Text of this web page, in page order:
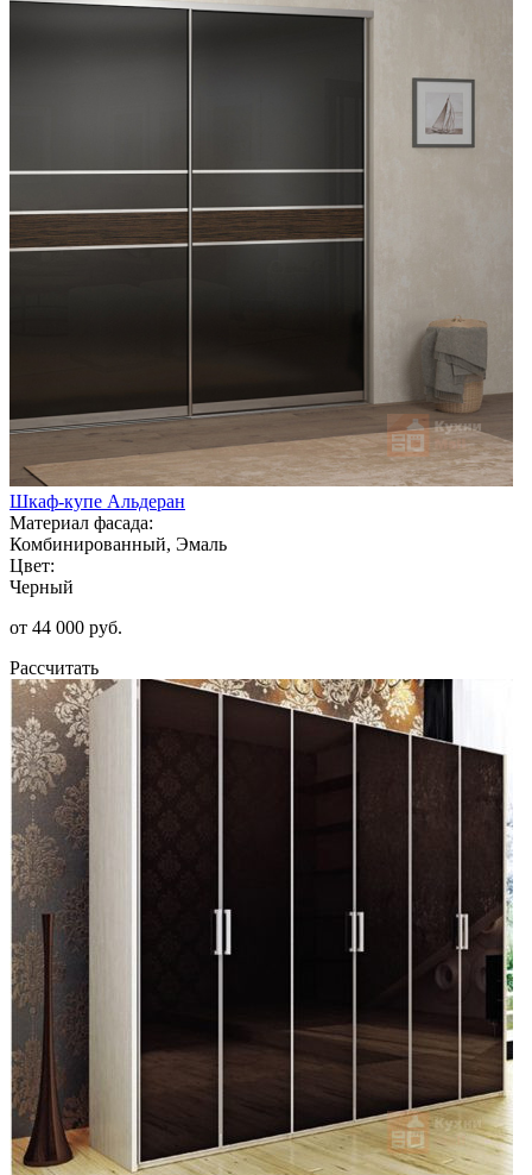
Шкаф-купе Альдеран
Материал фасада:
Комбинированный, Эмаль
Цвет:
Черный
от 44 000 руб.
Рассчитать